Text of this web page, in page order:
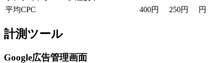
平均CPC
400円 250円 円
計測ツール
Google広告管理画面